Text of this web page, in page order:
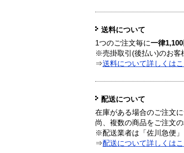
送料について
1つのご注文毎に一律
※売掛取引(後払い)のお客
⇒送料について詳しくは
配送について
在庫がある場合のご注文
尚、複数の商品をご注文
※配送業者は「佐川急便
⇒配送について詳しくは